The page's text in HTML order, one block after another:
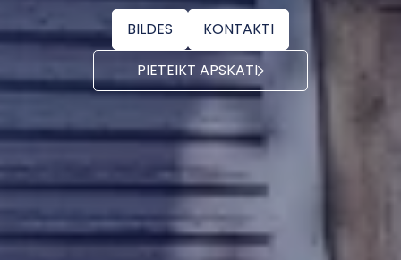
BILDES
KONTAKTI
PIETEIKT APSKATI